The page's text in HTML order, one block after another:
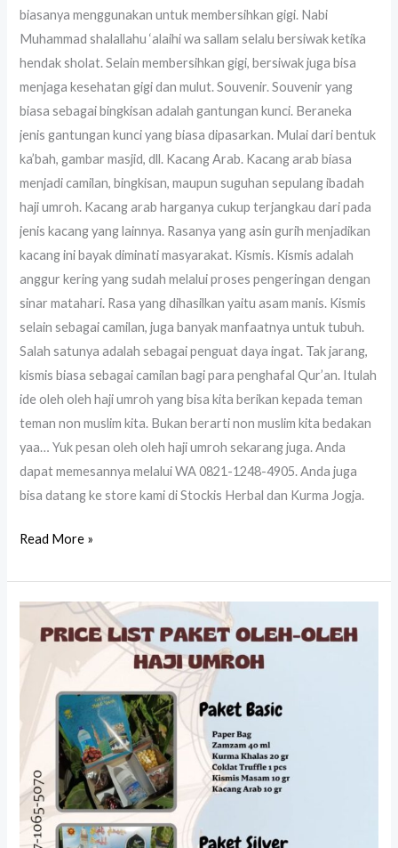
biasanya menggunakan untuk membersihkan gigi. Nabi
Muhammad shalallahu ‘alaihi wa sallam selalu bersiwak ketika
hendak sholat. Selain membersihkan gigi, bersiwak juga bisa
menjaga kesehatan gigi dan mulut. Souvenir. Souvenir yang
biasa sebagai bingkisan adalah gantungan kunci. Beraneka
jenis gantungan kunci yang biasa dipasarkan. Mulai dari bentuk
ka’bah, gambar masjid, dll. Kacang Arab. Kacang arab biasa
menjadi camilan, bingkisan, maupun suguhan sepulang ibadah
haji umroh. Kacang arab harganya cukup terjangkau dari pada
jenis kacang yang lainnya. Rasanya yang asin gurih menjadikan
kacang ini bayak diminati masyarakat. Kismis. Kismis adalah
anggur kering yang sudah melalui proses pengeringan dengan
sinar matahari. Rasa yang dihasilkan yaitu asam manis. Kismis
selain sebagai camilan, juga banyak manfaatnya untuk tubuh.
Salah satunya adalah sebagai penguat daya ingat. Tak jarang,
kismis biasa sebagai camilan bagi para penghafal Qur’an. Itulah
ide oleh oleh haji umroh yang bisa kita berikan kepada teman
teman non muslim kita. Bukan berarti non muslim kita bedakan
yaa… Yuk pesan oleh oleh haji umroh sekarang juga. Anda
dapat memesannya melalui WA 0821-1248-4905. Anda juga
bisa datang ke store kami di Stockis Herbal dan Kurma Jogja.
Read More »
Oleh